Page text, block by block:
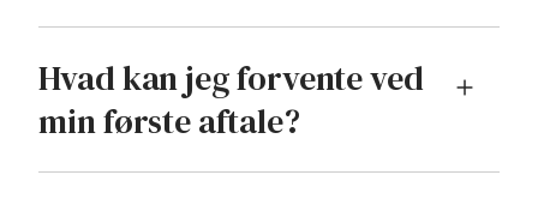
Hvad kan jeg forvente ved
min første aftale?